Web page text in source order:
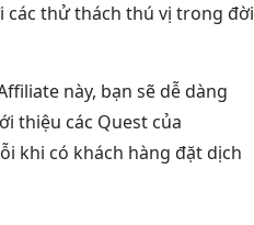
các thử thách thú vị trong đời
này, bạn sẽ dễ dàng
thiệu các Quest của
khi có khách hàng đặt dịch